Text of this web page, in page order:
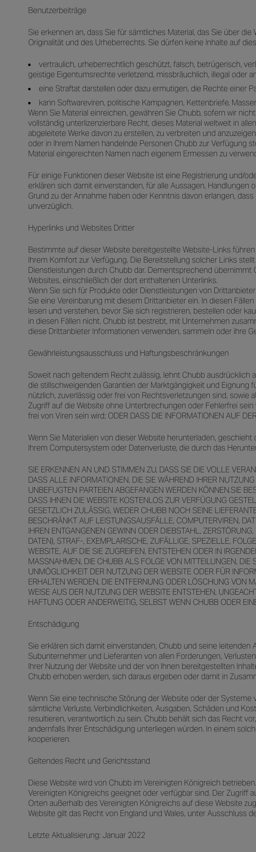
Benutzerbeiträge
Sie erkennen an, dass Sie für sämtliches Material, das Sie über
Originalität und des Urheberrechts. Sie dürfen keine Inhalte auf
vertraulich, urheberrechtlich geschützt, falsch, betrügerisch,
geistige Eigentumsrechte verletzend, missbräuchlich, illegal oder
eine Straftat darstellen oder dazu ermutigen, die Rechte einer
kann Softwareviren, politische Kampagnen, Kettenbriefe,
Wenn Sie Material einreichen, gewähren Sie Chubb, sofern wir
vollständig unterlizenzierbare Recht, dieses Material weltweit in
abgeleitete Werke davon zu erstellen, zu verbreiten und
oder in Ihrem Namen handelnde Personen Chubb zur Verfügung
Material eingereichten Namen nach eigenem Ermessen zu
Für einige Funktionen dieser Website ist eine Registrierung und/
erklären sich damit einverstanden, für alle Aussagen,
Grund zu der Annahme haben oder Kenntnis davon erlangen,
unverzüglich.
Hyperlinks und Websites Dritter
Bestimmte auf dieser Website bereitgestellte Website-Links
Ihrem Komfort zur Verfügung. Die Bereitstellung solcher Links
Dienstleistungen durch Chubb dar. Dementsprechend
Websites, einschließlich der dort enthaltenen Unterlinks.
Wenn Sie sich für Produkte oder Dienstleistungen von
Sie eine Vereinbarung mit diesem Drittanbieter ein. In diesen
lesen und verstehen, bevor Sie sich registrieren, bestellen oder
in diesen Fällen nicht. Chubb ist bestrebt, mit Unternehmen
diese Drittanbieter Informationen verwenden, sammeln oder ihre
Gewährleistungsausschluss und Haftungsbeschränkungen
Soweit nach geltendem Recht zulässig, lehnt Chubb
die stillschweigenden Garantien der Marktgängigkeit und Eignung
nützlich, zuverlässig oder frei von Rechtsverletzungen sind,
Zugriff auf die Website ohne Unterbrechungen oder Fehlerfrei
frei von Viren sein wird; ODER DASS DIE INFORMATIONEN AUF
Wenn Sie Materialien von dieser Website herunterladen,
Ihrem Computersystem oder Datenverluste, die durch das
SIE ERKENNEN AN UND STIMMEN ZU, DASS SIE DIE VOLLE
DASS ALLE INFORMATIONEN, DIE SIE WÄHREND IHRER
UNBEFUGTEN PARTEIEN ABGEFANGEN WERDEN KÖNNEN.SIE
DASS IHNEN DIE WEBSITE KOSTENLOS ZUR VERFÜGUNG
GESETZLICH ZULÄSSIG, WEDER CHUBB NOCH SEINE
BESCHRÄNKT AUF LEISTUNGSAUSFÄLLE, COMPUTERVIREN,
IHREN ENTGANGENEN GEWINN ODER DIEBSTAHL,
DATEN), STRAF-, EXEMPLARISCHE, ZUFÄLLIGE, SPEZIELLE,
WEBSITE, AUF DIE SIE ZUGREIFEN, ENTSTEHEN ODER IN
MASSNAHMEN, DIE CHUBB ALS FOLGE VON MITTEILUNGEN,
UNMÖGLICHKEIT DER NUTZUNG DER WEBSITE ODER FÜR
ERHALTEN WERDEN, DIE ENTFERNUNG ODER LÖSCHUNG VON
WEISE AUS DER NUTZUNG DER WEBSITE ENTSTEHEN,
HAFTUNG ODER ANDERWEITIG, SELBST WENN CHUBB ODER
Entschädigung
Sie erklären sich damit einverstanden, Chubb und seine leitenden
Subunternehmer und Lieferanten von allen Forderungen,
Ihrer Nutzung der Website und der von Ihnen bereitgestellten
Chubb erhoben werden, sich daraus ergeben oder damit in
Wenn Sie eine technische Störung der Website oder der
sämtliche Verluste, Verbindlichkeiten, Ausgaben, Schäden und
resultieren, verantwortlich zu sein. Chubb behält sich das Recht
andernfalls Ihrer Entschädigung unterliegen würden. In einem
kooperieren.
Geltendes Recht und Gerichtsstand
Diese Website wird von Chubb im Vereinigten Königreich
Vereinigten Königreichs geeignet oder verfügbar sind. Der Zugriff
Orten außerhalb des Vereinigten Königreichs auf diese Website
Website gilt das Recht von England und Wales, unter Ausschluss
Letzte Aktualisierung: Januar 2022